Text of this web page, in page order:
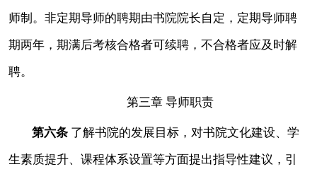
师制。非定期导师的聘期由书院院长自定，定期导师聘
期两年，期满后考核合格者可续聘，不合格者应及时解
聘。
第三章 导师职责
第六条 了解书院的发展目标，对书院文化建设、学
生素质提升、课程体系设置等方面提出指导性建议，引